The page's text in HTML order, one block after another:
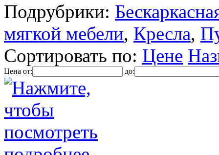
Подрубрики:
мягкой мебели, Кресла,
Сортировать по: Цене
Цена от: до: